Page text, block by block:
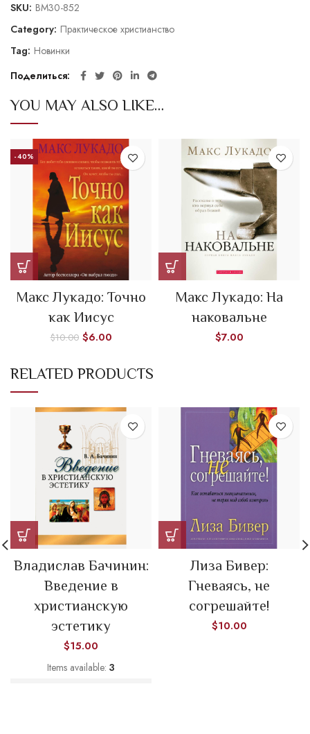
SKU: BM30-852
Category: Практическое христианство
Tag: Новинки
Поделиться
YOU MAY ALSO LIKE…
-40%
Макс Лукадо: Точно
как Иисус
$10.00 $6.00
Макс Лукадо: На
наковальне
$7.00
RELATED PRODUCTS
Владислав Бачинин:
Введение в
христианскую
эстетику
$15.00
Items available: 3
Лиза Бивер:
Гневаясь, не
согрешайте!
$10.00